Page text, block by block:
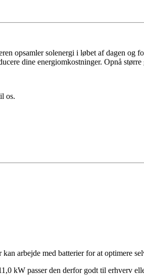
opsamler solenergi i løbet af dagen
dine energiomkostninger. Opnå
os.
arbejde med batterier for at optimere
kW passer den derfor godt til erhverv